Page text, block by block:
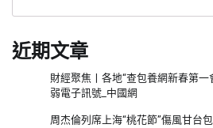
近期文章
財經聚焦丨各地“查包養網新春第
弱電子訊號_中國網
周杰倫列席上海“桃花節”傷風甘台